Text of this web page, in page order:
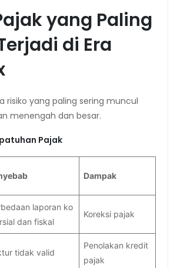
yang Paling
di Era
risiko yang paling sering muncul
menengah dan besar.
Pajak
Dampak
laporan ko
dan fiskal
Koreksi pajak
tidak valid
Penolakan kredit
pajak